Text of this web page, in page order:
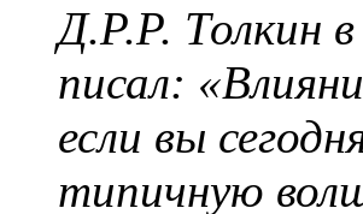
Д.Р.Р. Толкин
писал:
если вы
типичную